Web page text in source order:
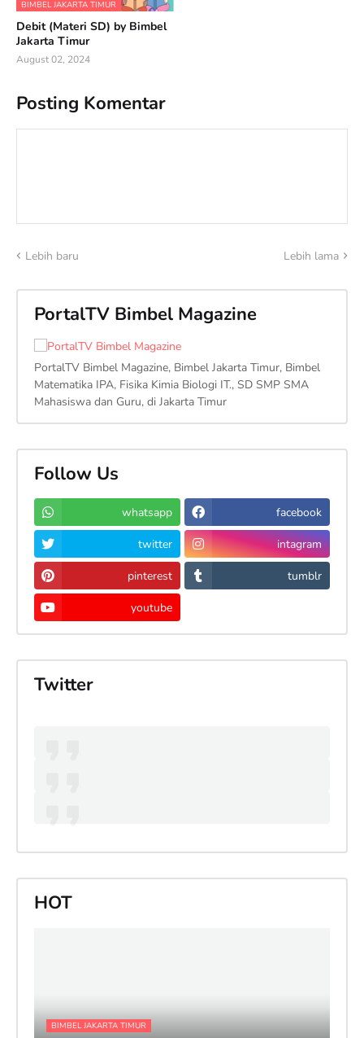
BIMBEL JAKARTA TIMUR
Debit (Materi SD) by Bimbel
Jakarta Timur
August 02, 2024
Posting Komentar
Lebih baru Lebih lama
PortalTV Bimbel Magazine
PortalTV Bimbel Magazine, Bimbel Jakarta Timur, Bimbel
Matematika IPA, Fisika Kimia Biologi IT., SD SMP SMA
Mahasiswa dan Guru, di Jakarta Timur
Follow Us
whatsapp facebook
twitter intagram
pinterest tumblr
youtube
Twitter
HOT
BIMBEL JAKARTA TIMUR